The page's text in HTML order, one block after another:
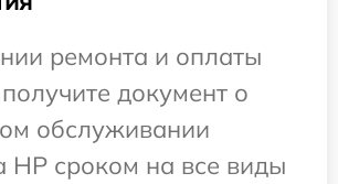
ремонта и оплаты
документ о
обслуживании
HP сроком на все виды